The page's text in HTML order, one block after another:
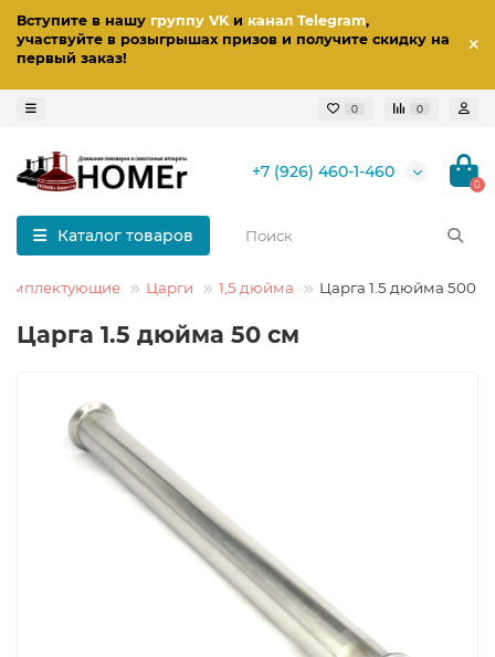
Вступите в нашу группу VKи канал Telegram,
участвуйте в розыгрышах призов и получите скидку на
первый заказ!
0 0
+7 (926) 460-1-460
0
Каталог товаров
Царги 1,5 дюйма Царга 1.5 дюйма 500
Царга 1.5 дюйма 50 см